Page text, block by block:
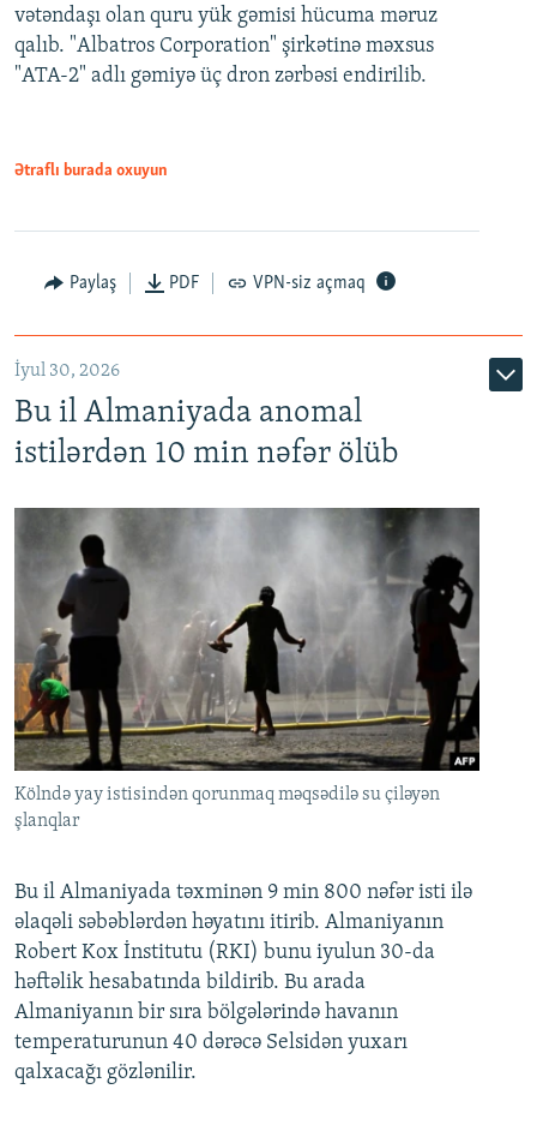
vətəndaşı olan quru yük gəmisi hücuma məruz
qalıb. "Albatros Corporation" şirkətinə məxsus
"ATA-2" adlı gəmiyə üç dron zərbəsi endirilib.
Ətraflı burada oxuyun
Paylaş PDF VPN-siz açmaq
İyul 30, 2026
Bu il Almaniyada anomal
istilərdən 10 min nəfər ölüb
Kölndə yay istisindən qorunmaq məqsədilə su çiləyən
şlanqlar
Bu il Almaniyada təxminən 9 min 800 nəfər isti ilə
əlaqəli səbəblərdən həyatını itirib. Almaniyanın
Robert Kox İnstitutu (RKI) bunu iyulun 30-da
həftəlik hesabatında bildirib. Bu arada
Almaniyanın bir sıra bölgələrində havanın
temperaturunun 40 dərəcə Selsidən yuxarı
qalxacağı gözlənilir.